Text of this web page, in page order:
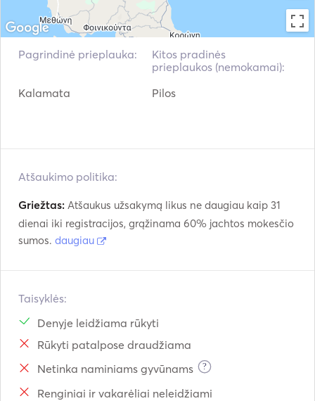
Pagrindinė prieplauka:
Kalamata
Kitos pradinės
prieplaukos (nemokamai):
Pilos
Atšaukimo politika:
Griežtas: Atšaukus užsakymą likus ne daugiau kaip 31
dienai iki registracijos, grąžinama 60% jachtos mokesčio
sumos. daugiau
Taisyklės:
Denyje leidžiama rūkyti
Rūkyti patalpose draudžiama
Netinka naminiams gyvūnams
?
Renginiai ir vakarėliai neleidžiami